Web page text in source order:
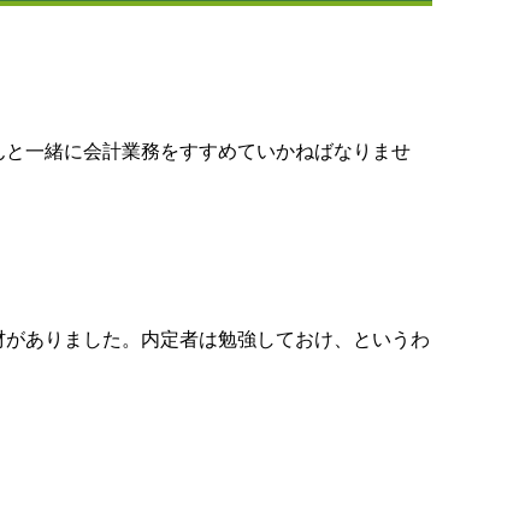
一緒に会計業務をすすめていかねばなりませ
ありました。内定者は勉強しておけ、というわ